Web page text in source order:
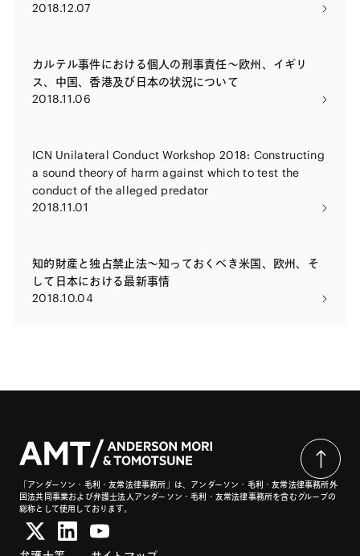
2018.12.07
カルテル事件における個人の刑事責任～欧州、イギリ
ス、中国、香港及び日本の状況について
2018.11.06
ICN Unilateral Conduct Workshop 2018: Constructing
a sound theory of harm against which to test the
conduct of the alleged predator
2018.11.01
知的財産と独占禁止法～知っておくべき米国、欧州、そ
して日本における最新事情
2018.10.04
「アンダーソン・毛利・友常法律事務所」は、アンダーソン・毛利・友常法律事務所外
国法共同事業および弁護士法人アンダーソン・毛利・友常法律事務所を含むグループの
総称として使用しております。